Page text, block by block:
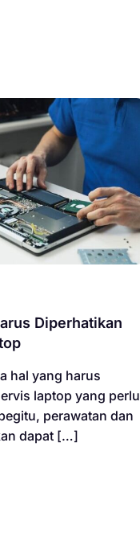
Diperhatikan
hal yang harus
laptop yang perlu
perawatan dan
dapat […]